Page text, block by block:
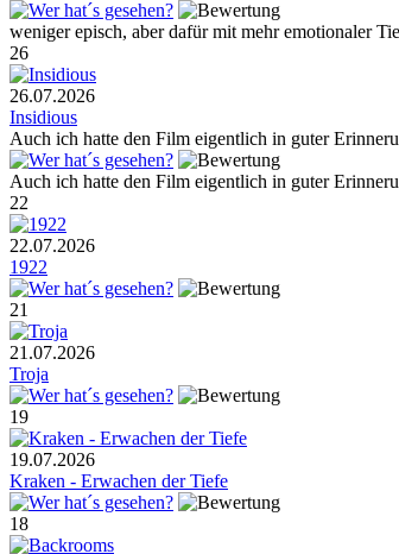
weniger episch, aber dafür mit mehr emotionaler
26
26.07.2026
Insidious
Auch ich hatte den Film eigentlich in guter
Auch ich hatte den Film eigentlich in guter
22
22.07.2026
1922
21
21.07.2026
Troja
19
19.07.2026
Kraken - Erwachen der Tiefe
18